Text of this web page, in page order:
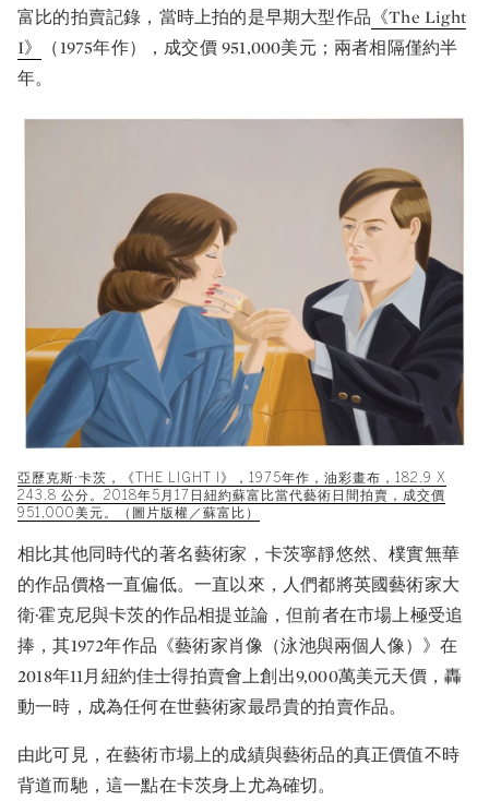
富比的拍賣記錄，當時上拍的是早期大型作品 《The Light
I》
（1975年作），成交價 951,000美元；兩者相隔僅約半
年。
亞歷克斯·卡茨，《THE LIGHT I》，1975年作，油彩畫布，182.9 X
243.8 公分。2018年5月17日紐約蘇富比當代藝術日間拍賣，成交價
951,000美元。（圖片版權／蘇富比）
相比其他同時代的著名藝術家，卡茨寧靜悠然、樸實無華
的作品價格一直偏低。一直以來，人們都將英國藝術家大
衛·霍克尼與卡茨的作品相提並論，但前者在市場上極受追
捧，其1972年作品《藝術家肖像（泳池與兩個人像）》在
2018年11月紐約佳士得拍賣會上創出9,000萬美元天價，轟
動一時，成為任何在世藝術家最昂貴的拍賣作品。
由此可見，在藝術市場上的成績與藝術品的真正價值不時
背道而馳，這一點在卡茨身上尤為確切。